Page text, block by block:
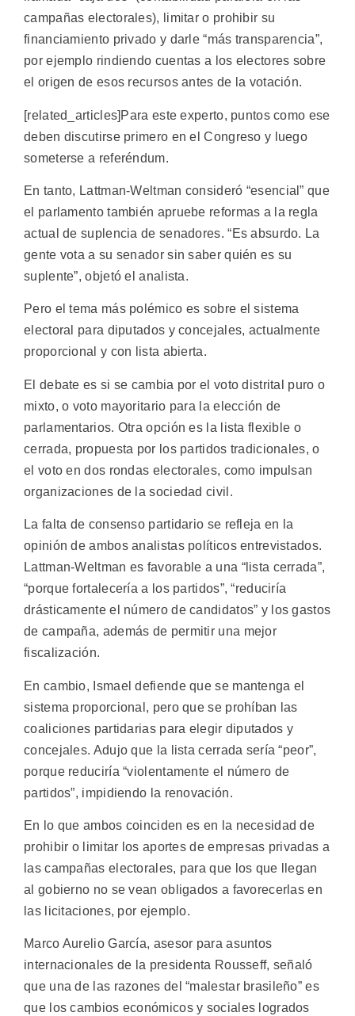
campañas electorales), limitar o prohibir su
financiamiento privado y darle “más transparencia”,
por ejemplo rindiendo cuentas a los electores sobre
el origen de esos recursos antes de la votación.
[related_articles]Para este experto, puntos como ese
deben discutirse primero en el Congreso y luego
someterse a referéndum.
En tanto, Lattman-Weltman consideró “esencial” que
el parlamento también apruebe reformas a la regla
actual de suplencia de senadores. “Es absurdo. La
gente vota a su senador sin saber quién es su
suplente”, objetó el analista.
Pero el tema más polémico es sobre el sistema
electoral para diputados y concejales, actualmente
proporcional y con lista abierta.
El debate es si se cambia por el voto distrital puro o
mixto, o voto mayoritario para la elección de
parlamentarios. Otra opción es la lista flexible o
cerrada, propuesta por los partidos tradicionales, o
el voto en dos rondas electorales, como impulsan
organizaciones de la sociedad civil.
La falta de consenso partidario se refleja en la
opinión de ambos analistas políticos entrevistados.
Lattman-Weltman es favorable a una “lista cerrada”,
“porque fortalecería a los partidos”, “reduciría
drásticamente el número de candidatos” y los gastos
de campaña, además de permitir una mejor
fiscalización.
En cambio, Ismael defiende que se mantenga el
sistema proporcional, pero que se prohíban las
coaliciones partidarias para elegir diputados y
concejales. Adujo que la lista cerrada sería “peor”,
porque reduciría “violentamente el número de
partidos”, impidiendo la renovación.
En lo que ambos coinciden es en la necesidad de
prohibir o limitar los aportes de empresas privadas a
las campañas electorales, para que los que llegan
al gobierno no se vean obligados a favorecerlas en
las licitaciones, por ejemplo.
Marco Aurelio García, asesor para asuntos
internacionales de la presidenta Rousseff, señaló
que una de las razones del “malestar brasileño” es
que los cambios económicos y sociales logrados